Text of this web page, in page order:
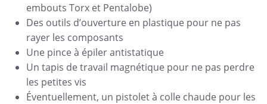
embouts Torx et Pentalobe)
Des outils d’ouverture en plastique pour ne pas
rayer les composants
Une pince à épiler antistatique
Un tapis de travail magnétique pour ne pas perdre
les petites vis
Éventuellement, un pistolet à colle chaude pour les